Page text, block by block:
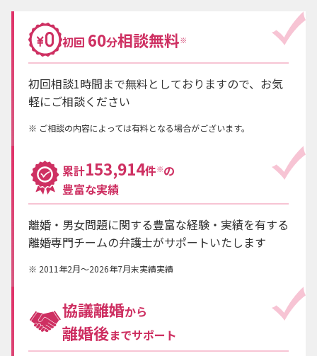
初回 60分相談無料※
初回相談1時間まで無料としておりますので、お気
軽にご相談ください
ご相談の内容によっては有料となる場合がございます。
累計153,914件※の
豊富な実績
離婚・男女問題に関する豊富な経験・実績を有する
離婚専門チームの弁護士がサポートいたします
2011年2月～2026年7月末実績実績
協議離婚から
離婚後までサポート